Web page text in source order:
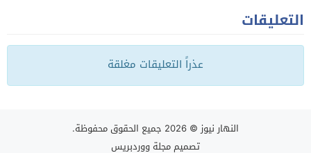
التعليقات
عذراً التعليقات مغلقة
النهار نيوز© 2026 جميع الحقوق محفوظة.
تصميممجلة ووردبريس